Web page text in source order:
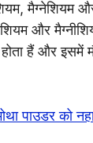
मैग्नेशियम
और
हैं और इसमें
पाउडर को